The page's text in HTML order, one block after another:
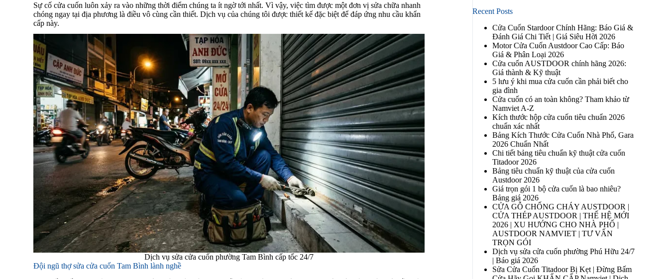
Sự cố cửa cuốn luôn xảy ra vào những thời điểm chúng ta ít ngờ tới nhất. Vì vậy, việc tìm được một đơn vị sửa chữa nhanh
chóng ngay tại địa phương là điều vô cùng cần thiết. Dịch vụ của chúng tôi được thiết kế đặc biệt để đáp ứng nhu cầu khẩn
cấp này.
Dịch vụ sửa cửa cuốn phường Tam Bình cấp tốc 24/7
Đội ngũ thợ sửa cửa cuốn Tam Bình lành nghề
Recent Posts
Cửa Cuốn Stardoor Chính Hãng: Báo Giá &
Đánh Giá Chi Tiết | Giá Siêu Hời 2026
Motor Cửa Cuốn Austdoor Cao Cấp: Báo
Giá & Phân Loại 2026
Cửa cuốn AUSTDOOR chính hãng 2026:
Giá thành & Kỹ thuật
5 lưu ý khi mua cửa cuốn cần phải biết cho
gia đình
Cửa cuốn có an toàn không? Tham khảo từ
Namviet A-Z
Kích thước hộp cửa cuốn tiêu chuẩn 2026
chuẩn xác nhất
Bảng Kích Thước Cửa Cuốn Nhà Phố, Gara
2026 Chuẩn Nhất
Chi tiết bảng tiêu chuẩn kỹ thuật cửa cuốn
Titadoor 2026
Bảng tiêu chuẩn kỹ thuật của cửa cuốn
Austdoor 2026
Giá trọn gói 1 bộ cửa cuốn là bao nhiêu?
Bảng giá 2026
CỬA GỖ CHỐNG CHÁY AUSTDOOR |
CỬA THÉP AUSTDOOR | THẾ HỆ MỚI
2026 | XU HƯỚNG CHO NHÀ PHỐ |
AUSTDOOR NAMVIET | TƯ VẤN
TRỌN GÓI
Dịch vụ sửa cửa cuốn phường Phú Hữu 24/7
| Báo giá 2026
Sửa Cửa Cuốn Titadoor Bị Kẹt | Đừng Bấm